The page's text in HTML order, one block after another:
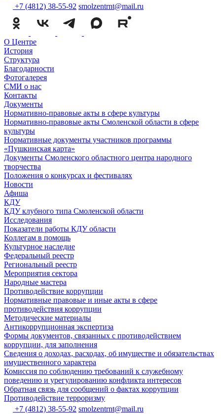
+7 (4812) 38-55-92 smolzentrnt@mail.ru
О Центре
История
Структура
Благодарности
Фотогалерея
СМИ о нас
Контакты
Документы
Нормативно-правовые акты в сфере культуры
Нормативно-правовые акты Смоленской области в сфере
культуры
Нормативные документы участников программы
«Пушкинская карта»
Документы Смоленского областного центра народного
творчества
Положения о конкурсах и фестивалях
Новости
Афиша
КДУ
КДУ клубного типа Смоленской области
Исследования
Показатели работы КДУ области
Коллегам в помощь
Культурное наследие
Федеральный реестр
Региональный реестр
Мероприятия сектора
Народные мастера
Противодействие коррупции
Нормативные правовые и иные акты в сфере
противодействия коррупции
Методические материалы
Антикоррупционная экспертиза
Формы документов, связанных с противодействием
коррупции, для заполнения
Сведения о доходах, расходах, об имуществе и обязательствах
имущественного характера
Комиссия по соблюдению требований к служебному
поведению и урегулированию конфликта интересов
Обратная связь для сообщений о фактах коррупции
Противодействие терроризму
+7 (4812) 38-55-92 smolzentrnt@mail.ru